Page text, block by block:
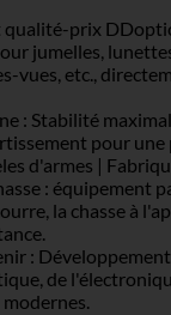
qualité-prix
jumelles,
vues, etc.,
: Stabilité
pour une
d'armes |
: équipement
la chasse à
:
de
modernes.